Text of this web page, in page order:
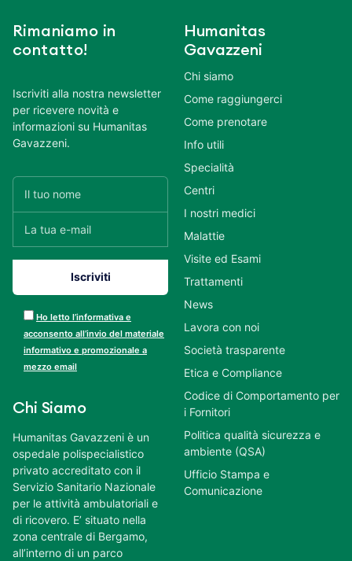
Rimaniamo in
contatto!
Iscriviti alla nostra newsletter
per ricevere novità e
informazioni su Humanitas
Gavazzeni.
Ho letto l’informativa e
acconsento all’invio del materiale
informativo e promozionale a
mezzo email
Chi Siamo
Humanitas Gavazzeni è un
ospedale polispecialistico
privato accreditato con il
Servizio Sanitario Nazionale
per le attività ambulatoriali e
di ricovero. E’ situato nella
zona centrale di Bergamo,
all’interno di un parco
Humanitas
Gavazzeni
Chi siamo
Come raggiungerci
Come prenotare
Info utili
Specialità
Centri
I nostri medici
Malattie
Visite ed Esami
Trattamenti
News
Lavora con noi
Società trasparente
Etica e Compliance
Codice di Comportamento per
i Fornitori
Politica qualità sicurezza e
ambiente (QSA)
Ufficio Stampa e
Comunicazione